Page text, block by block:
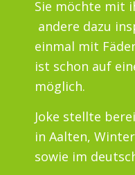
Sie möchte mit
andere dazu
einmal mit
ist schon auf
möglich.
Joke stellte
in Aalten,
sowie im